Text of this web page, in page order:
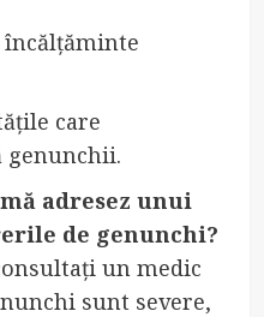
care
genunchii.
adresez unui
de genunchi?
un medic
sunt severe,